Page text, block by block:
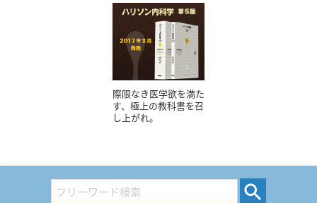
際限なき医学欲を満た
す、極上の教科書を召
し上がれ。